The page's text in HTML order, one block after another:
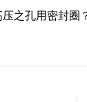
之孔用密封圈